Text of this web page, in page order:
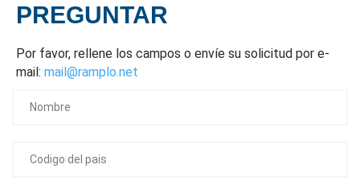
PREGUNTAR
Por favor, rellene los campos o envíe su solicitud por e-
mail: mail@ramplo.net